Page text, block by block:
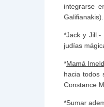
integrarse
Galifianakis).
*Jack y Jill.-
judías
*Mamá
hacia todos
Constance
*Sumar